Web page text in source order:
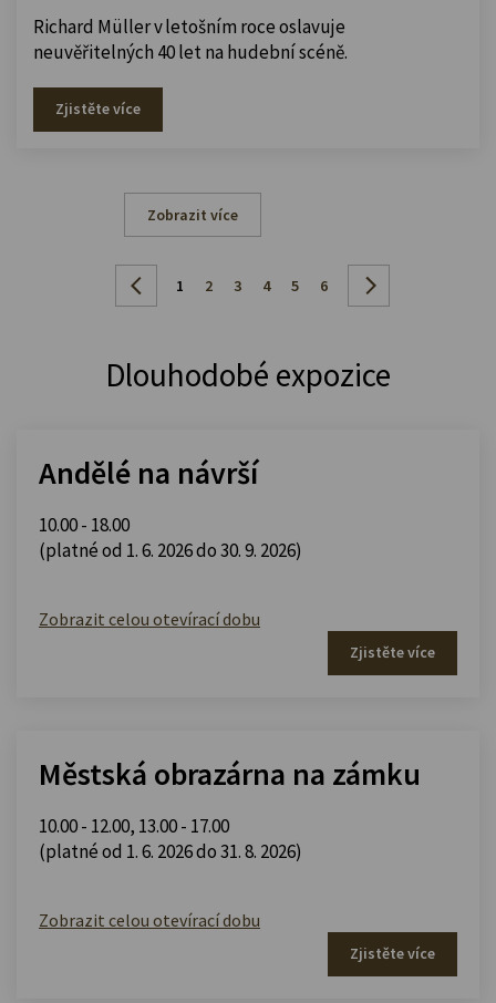
Richard Müller v letošním roce oslavuje
neuvěřitelných 40 let na hudební scéně.
Zjistěte více
Zobrazit více
1 2 3 4 5 6
Dlouhodobé expozice
Andělé na návrší
10.00 - 18.00
(platné od 1. 6. 2026 do 30. 9. 2026)
Zobrazit celou otevírací dobu
Zjistěte více
Městská obrazárna na zámku
10.00 - 12.00, 13.00 - 17.00
(platné od 1. 6. 2026 do 31. 8. 2026)
Zobrazit celou otevírací dobu
Zjistěte více